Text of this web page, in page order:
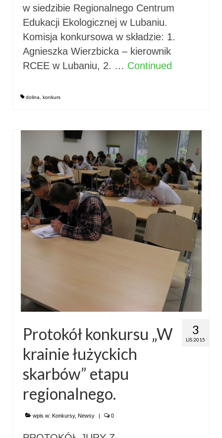
w siedzibie Regionalnego Centrum
Edukacji Ekologicznej w Lubaniu.
Komisja konkursowa w składzie: 1.
Agnieszka Wierzbicka – kierownik
RCEE w Lubaniu, 2. … Continued
dolina konkurs
3
LIS 2015
Protokół konkursu „W
krainie łużyckich
skarbów” etapu
regionalnego.
wpis w: Konkursy, Newsy | 0